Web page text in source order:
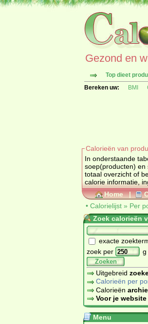
Gezond en
Top dieet
Bereken uw:
BMI
Calorieën van
In onderstaande
totaal
calorie informatie,
Home |
• Calorielijst » Per
Zoek calorieën
exacte
zoek per
g
Zoeken
Uitgebreid
Calorieën per
Calorieën
Voor je website
Menu